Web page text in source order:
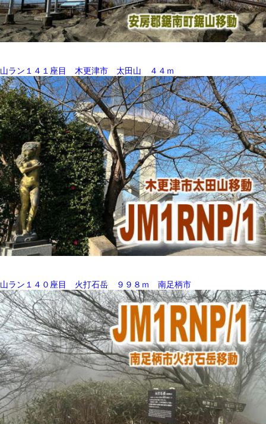
山ラン１４１座目 木更津市 太田山 ４４ｍ
山ラン１４０座目 火打石岳 ９９８ｍ 南足柄市